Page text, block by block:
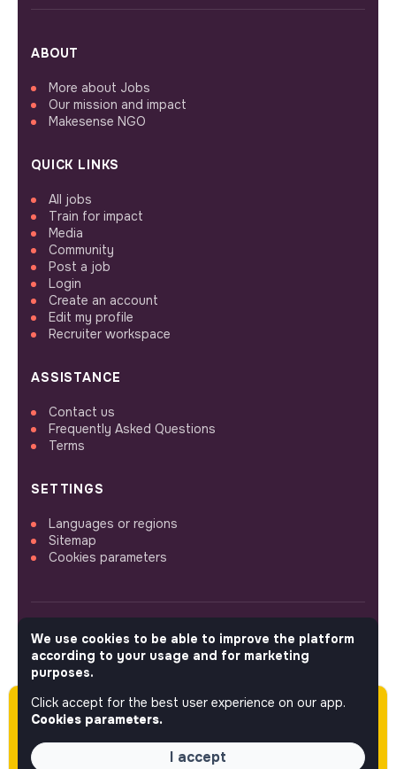
Please note this job was posted over 60 days
ago (05-21-2026) and may or may not have
expired.
ABOUT
More about Jobs
Our mission and impact
Makesense NGO
QUICK LINKS
All jobs
Train for impact
Media
Community
Post a job
Login
Create an account
Edit my profile
Recruiter workspace
ASSISTANCE
Contact us
Frequently Asked Questions
Terms
SETTINGS
Languages or regions
Sitemap
Cookies parameters
FOLLOW US
© 2026 jobs that makesense.
We use cookies to be able to improve the platform
according to your usage and for marketing
purposes.
Click accept for the best user experience on our app.
Cookies parameters.
I accept